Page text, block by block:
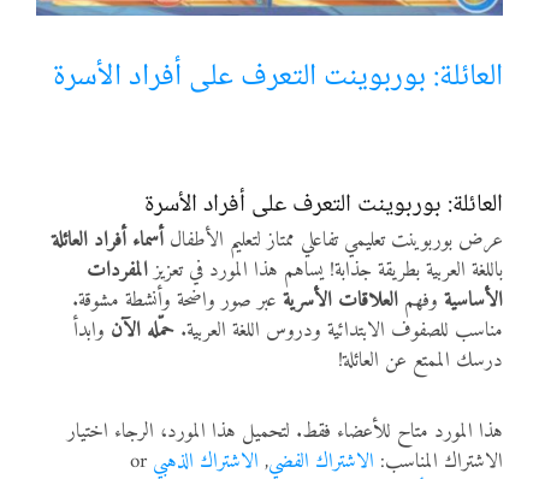
أنواع الموارد
العائلة: بوربوينت التعرف على أفراد الأسرة
العائلة: بوربوينت التعرف على أفراد الأسرة
عرض بوربوينت تعليمي تفاعلي ممتاز لتعليم الأطفالأسماء أفراد العائلة
باللغة العربية بطريقة جذابة! يساهم هذا المورد في تعزيزالمفردات
الأساسية وفهم العلاقات الأسرية عبر صور واضحة وأنشطة مشوقة.
مناسب للصفوف الابتدائية ودروس اللغة العربية. حمّله الآن وابدأ
درسك الممتع عن العائلة!
هذا المورد متاح للأعضاء فقط. لتحميل هذا المورد، الرجاء اختيار
الاشتراك المناسب: الاشتراك الفضي, الاشتراك الذهبي